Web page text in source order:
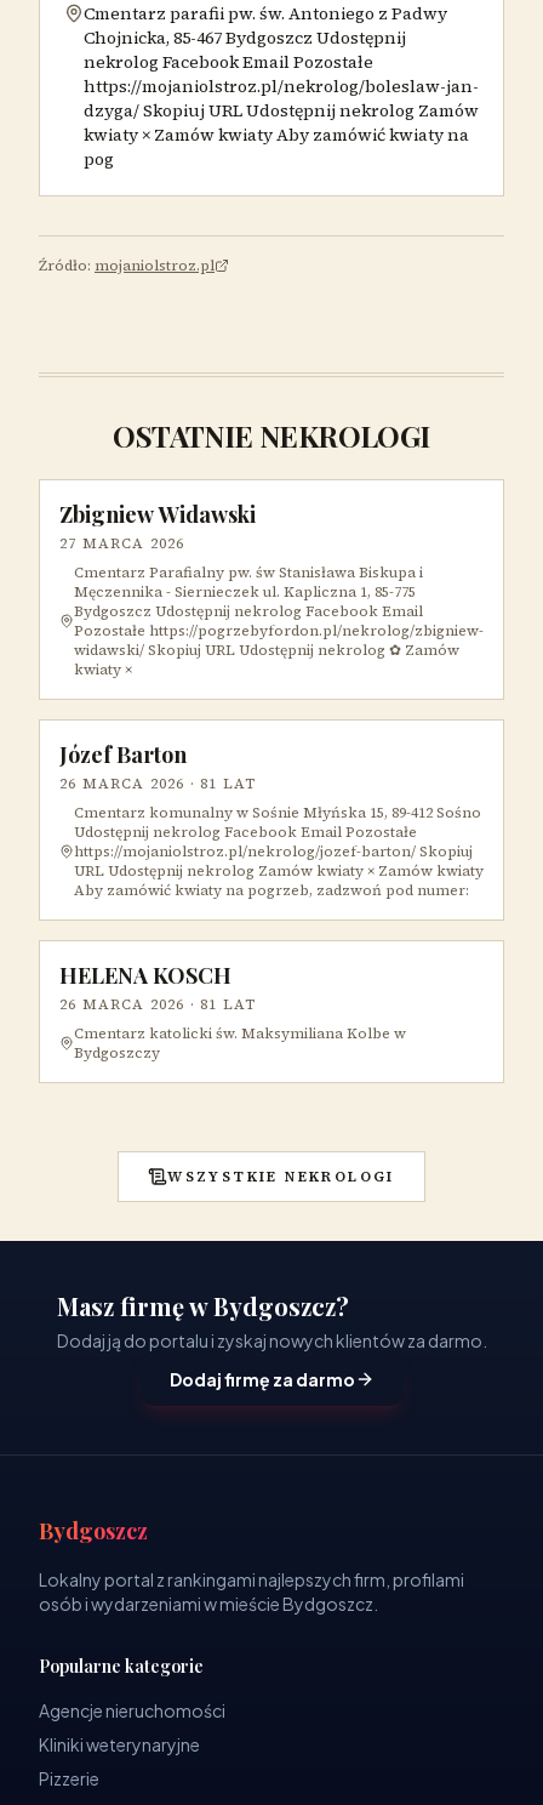
Cmentarz parafii pw. św. Antoniego z Padwy
Chojnicka, 85-467 Bydgoszcz Udostępnij
nekrolog Facebook Email Pozostałe
https://mojaniolstroz.pl/nekrolog/boleslaw-jan-
dzyga/ Skopiuj URL Udostępnij nekrolog Zamów
kwiaty × Zamów kwiaty Aby zamówić kwiaty na
pog
Źródło: mojaniolstroz.pl
OSTATNIE NEKROLOGI
Zbigniew Widawski
27 MARCA 2026
Cmentarz Parafialny pw. św Stanisława Biskupa i
Męczennika - Siernieczek ul. Kapliczna 1, 85-775
Bydgoszcz Udostępnij nekrolog Facebook Email
Pozostałe https://pogrzebyfordon.pl/nekrolog/zbigniew-
widawski/ Skopiuj URL Udostępnij nekrolog ✿ Zamów
kwiaty ×
Józef Barton
26 MARCA 2026 · 81 LAT
Cmentarz komunalny w Sośnie Młyńska 15, 89-412 Sośno
Udostępnij nekrolog Facebook Email Pozostałe
https://mojaniolstroz.pl/nekrolog/jozef-barton/ Skopiuj
URL Udostępnij nekrolog Zamów kwiaty × Zamów kwiaty
Aby zamówić kwiaty na pogrzeb, zadzwoń pod numer:
HELENA KOSCH
26 MARCA 2026 · 81 LAT
Cmentarz katolicki św. Maksymiliana Kolbe w
Bydgoszczy
WSZYSTKIE NEKROLOGI
Masz firmę w Bydgoszcz?
Dodaj ją do portalu i zyskaj nowych klientów za darmo.
Dodaj firmę za darmo
Bydgoszcz
Lokalny portal z rankingami najlepszych firm, profilami
osób i wydarzeniami w mieście Bydgoszcz.
Popularne kategorie
Agencje nieruchomości
Kliniki weterynaryjne
Pizzerie